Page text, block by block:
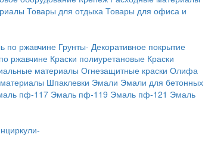
Товары для отдыха Товары для офиса и
по ржавчине Грунты- Декоративное покрытие
ржавчине Краски полиуретановые Краски
материалы Огнезащитные краски Олифа
Шпаклевки Эмали Эмали для бетонных
пф-117 Эмаль пф-119 Эмаль пф-121 Эмаль